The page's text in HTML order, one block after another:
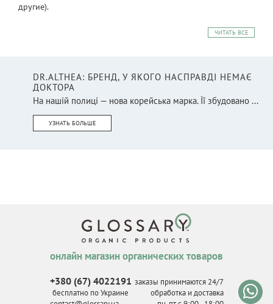
другие).
ЧИТАТЬ ВСЕ
DR.ALTHEA: БРЕНД, У ЯКОГО НАСПРАВДІ НЕМАЄ
ДОКТОРА
На нашій полиці — нова корейська марка. Її збудовано ...
УЗНАТЬ БОЛЬШЕ
онлайн магазин органических товаров
+380 (67) 4022191
бесплатно по Украине
заказы принимаются 24/7
обработка и доставка